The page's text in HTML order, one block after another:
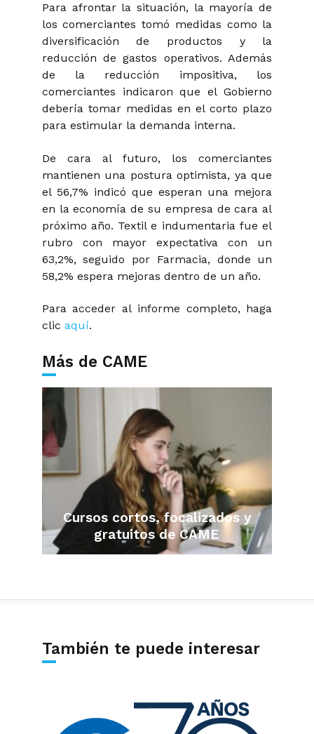
Para afrontar la situación, la mayoría de
los comerciantes tomó medidas como la
diversificación de productos y la
reducción de gastos operativos. Además
de la reducción impositiva, los
comerciantes indicaron que el Gobierno
debería tomar medidas en el corto plazo
para estimular la demanda interna.
De cara al futuro, los comerciantes
mantienen una postura optimista, ya que
el 56,7% indicó que esperan una mejora
en la economía de su empresa de cara al
próximo año. Textil e indumentaria fue el
rubro con mayor expectativa con un
63,2%, seguido por Farmacia, donde un
58,2% espera mejoras dentro de un año.
Para acceder al informe completo, haga
clic aquí.
Más de CAME
Cursos cortos, focalizados y
gratuitos de CAME
También te puede interesar